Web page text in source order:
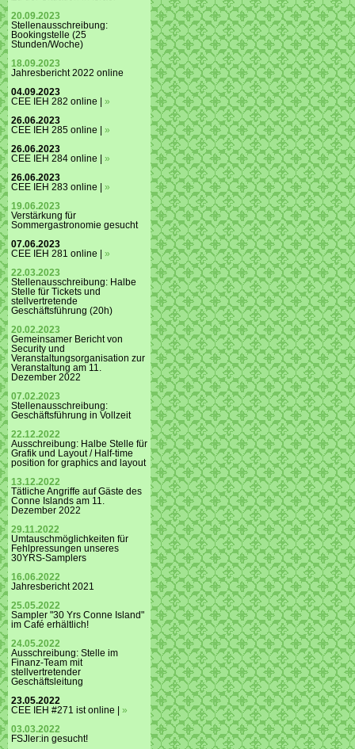
20.09.2023
Stellenausschreibung:
Bookingstelle (25
Stunden/Woche)
18.09.2023
Jahresbericht 2022 online
04.09.2023
CEE IEH 282 online | »
26.06.2023
CEE IEH 285 online | »
26.06.2023
CEE IEH 284 online | »
26.06.2023
CEE IEH 283 online | »
19.06.2023
Verstärkung für
Sommergastronomie gesucht
07.06.2023
CEE IEH 281 online | »
22.03.2023
Stellenausschreibung: Halbe
Stelle für Tickets und
stellvertretende
Geschäftsführung (20h)
20.02.2023
Gemeinsamer Bericht von
Security und
Veranstaltungsorganisation zur
Veranstaltung am 11.
Dezember 2022
07.02.2023
Stellenausschreibung:
Geschäftsführung in Vollzeit
22.12.2022
Ausschreibung: Halbe Stelle für
Grafik und Layout / Half-time
position for graphics and layout
13.12.2022
Tätliche Angriffe auf Gäste des
Conne Islands am 11.
Dezember 2022
29.11.2022
Umtauschmöglichkeiten für
Fehlpressungen unseres
30YRS-Samplers
16.06.2022
Jahresbericht 2021
25.05.2022
Sampler "30 Yrs Conne Island"
im Café erhältlich!
24.05.2022
Ausschreibung: Stelle im
Finanz-Team mit
stellvertretender
Geschäftsleitung
23.05.2022
CEE IEH #271 ist online | »
03.03.2022
FSJler:in gesucht!